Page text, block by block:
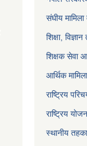
संघीय
शिक्षा,
शिक्षक सेवा
आर्थिक
राष्ट्रिय
राष्ट्रिय
स्थानीय